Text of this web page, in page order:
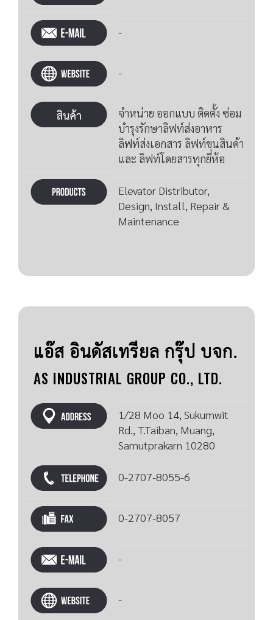
-
-
จำหน่าย ออกแบบ ติดตั้ง ซ่อม
บำรุงรักษาลิฟท์ส่งอาหาร
ลิฟท์ส่งเอกสาร ลิฟท์ขนสินค้า
และ ลิฟท์โดยสารทุกยี่ห้อ
Elevator Distributor,
Design, Install, Repair &
Maintenance
แอ๊ส อินดัสเทรียล กรุ๊ป บจก.
AS INDUSTRIAL GROUP CO., LTD.
1/28 Moo 14, Sukumwit
Rd., T.Taiban, Muang,
Samutprakarn 10280
0-2707-8055-6
0-2707-8057
-
-